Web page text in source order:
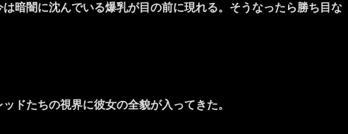
闇に沈んでいる爆乳が目の前に現れる。そうなったら勝ち目な
ドたちの視界に彼女の全貌が入ってきた。